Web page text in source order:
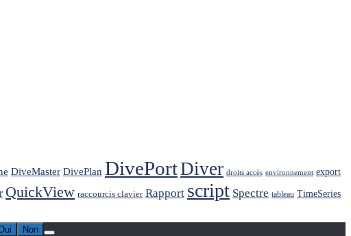
DiveMaster DivePlan DivePortDiver droits accès environnement export
QuickView raccourcis clavier Rapport script Spectre tableau TimeSeries
Non